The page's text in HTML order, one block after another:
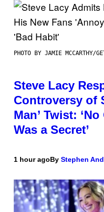
PHOTO BY JAMIE MCCARTHY/
Steve Lacy
Controversy of
Man’ Twist:
Was a Secret’
1 hour agoBy Stephen